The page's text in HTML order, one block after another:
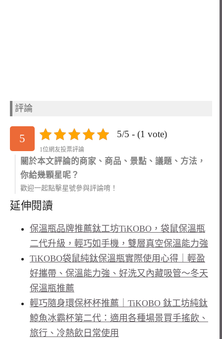
評論
5 5/5 - (1 vote)
1位網友投票評論
關於本文評論的商家、商品、景點、議題、方法，
你給幾顆星呢？
歡迎一起點擊星號參與評論唷！
延伸閱讀
保溫瓶品牌推薦鈦工坊TiKOBO，袋鼠保溫瓶
二代升級，輕巧如手機，雙層真空保溫能力強
TiKOBO袋鼠純鈦保溫瓶實際使用心得｜輕盈
好攜帶、保溫能力強、好洗又內藏吸管～冬天
保溫瓶推薦
輕巧隨身環保杯杯推薦｜TiKOBO 鈦工坊純鈦
鯨魚冰霸杯第二代：適用各種場景買手搖飲、
旅行、冷熱飲日常使用